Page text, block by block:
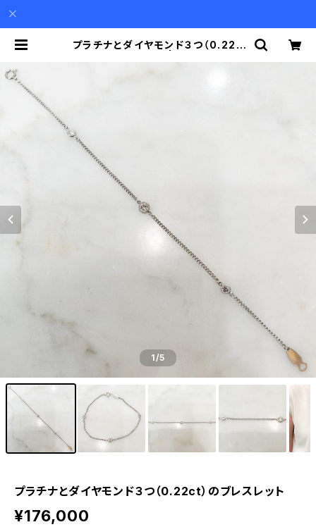
プラチナとダイヤモンド３つ（0.22c
1/5
プラチナとダイヤモンド３つ（0.22ct）のブレスレット
¥176,000